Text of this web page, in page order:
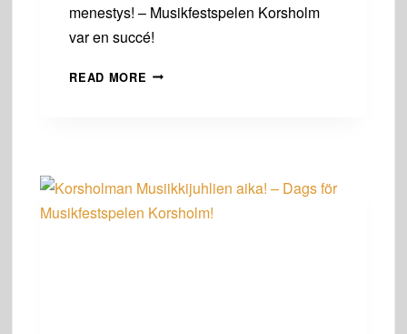
menestys! – Musikfestspelen Korsholm
var en succé!
READ MORE MUISTOJA
MUSIKFESTSPELEN
2025